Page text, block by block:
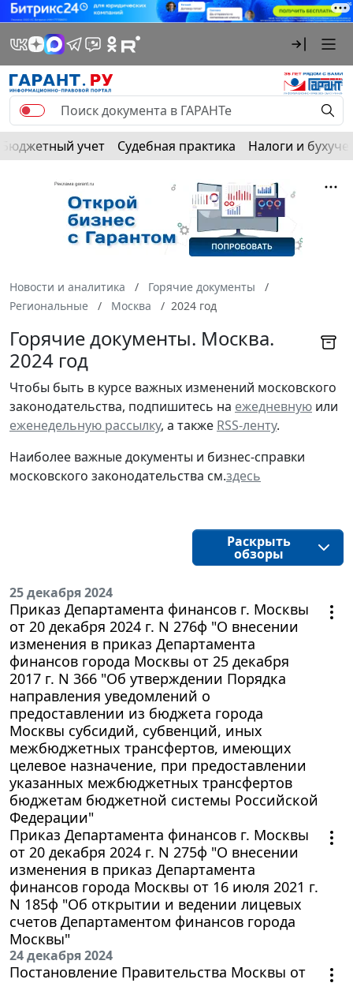
Бюджетный учет Судебная практика Налоги и
Новости и аналитика
Горячие документы
Региональные
Москва 2024 год
Горячие документы. Москва.
2024 год
Чтобы быть в курсе важных изменений московского
законодательства, подпишитесь на ежедневную или
еженедельную рассылку, а также RSS-ленту.
Наиболее важные документы и бизнес-справки
московского законодательства см.здесь
Раскрыть
обзоры
25 декабря 2024
Приказ Департамента финансов г. Москвы
от 20 декабря 2024 г. N 276ф "О внесении
изменения в приказ Департамента
финансов города Москвы от 25 декабря
2017 г. N 366 "Об утверждении Порядка
направления уведомлений о
предоставлении из бюджета города
Москвы субсидий, субвенций, иных
межбюджетных трансфертов, имеющих
целевое назначение, при предоставлении
указанных межбюджетных трансфертов
бюджетам бюджетной системы Российской
Федерации"
Приказ Департамента финансов г. Москвы
от 20 декабря 2024 г. N 275ф "О внесении
изменения в приказ Департамента
финансов города Москвы от 16 июля 2021 г.
N 185ф "Об открытии и ведении лицевых
счетов Департаментом финансов города
Москвы"
24 декабря 2024
Постановление Правительства Москвы от